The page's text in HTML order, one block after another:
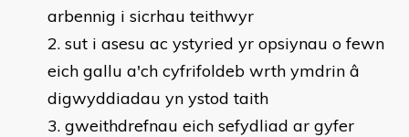
arbennig i sicrhau teithwyr
sut i asesu ac ystyried yr opsiynau o fewn
eich gallu a'ch cyfrifoldeb wrth ymdrin â
digwyddiadau yn ystod taith
gweithdrefnau eich sefydliad ar gyfer